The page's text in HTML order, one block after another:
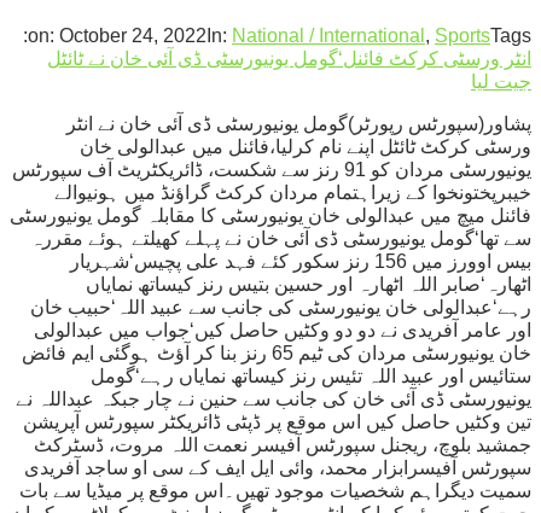
on: October 24, 2022 In: National / International , SportsTags:
انٹر ورسٹی کرکٹ فائنل‘گومل یونیورسٹی ڈی آئی خان نے ٹائٹل
جیت لیا
پشاور(سپورٹس رپورٹر)گومل یونیورسٹی ڈی آئی خان نے انٹر
ورسٹی کرکٹ ٹائٹل اپنے نام کرلیا،فائنل میں عبدالولی خان
یونیورسٹی مردان کو 91 رنز سے شکست، ڈائریکٹریٹ آف سپورٹس
خیبرپختونخوا کے زیراہتمام مردان کرکٹ گراؤنڈ میں ہونیوالے
فائنل میچ میں عبدالولی خان یونیورسٹی کا مقابلہ گومل یونیورسٹی
سے تھا‘گومل یونیورسٹی ڈی آئی خان نے پہلے کھیلتے ہوئے مقررہ
بیس اوورز میں 156 رنز سکور کئے فہد علی پچیس‘شہریار
اٹھارہ‘صابر اللہ اٹھارہ اور حسین بتیس رنز کیساتھ نمایاں
رہے‘عبدالولی خان یونیورسٹی کی جانب سے عبید اللہ‘حبیب خان
اور عامر آفریدی نے دو دو وکٹیں حاصل کیں‘جواب میں عبدالولی
خان یونیورسٹی مردان کی ٹیم 65 رنز بنا کر آؤٹ ہوگئی ایم فائض
ستائیس اور عبید اللہ تئیس رنز کیساتھ نمایاں رہے‘گومل
یونیورسٹی ڈی آئی خان کی جانب سے حنین نے چار جبکہ عبداللہ نے
تین وکٹیں حاصل کیں اس موقع پر ڈپٹی ڈائریکٹر سپورٹس آپریشن
جمشید بلوچ، ریجنل سپورٹس آفیسر نعمت اللہ مروت، ڈسٹرکٹ
سپورٹس آفیسرابزار محمد، وائی ایل ایف کے سی او ساجد آفریدی
سمیت دیگراہم شخصیات موجود تھیں۔اس موقع پر میڈیا سے بات